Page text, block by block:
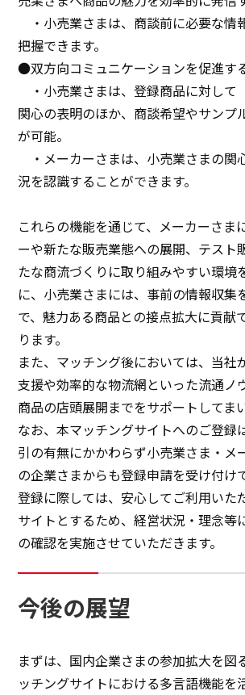
・小売業さまは、商談前に必要な情
把握できます。
●双方向コミュニケーションを促進す
・小売業さまは、登録商品に対して
関心の表明のほか、商談希望やサンプ
が可能。
・メーカーさまは、小売業さまの関
況を認識することができます。
これらの機能を通じて、メーカーさま
ーや新たな販売業態への展開、テスト
たな商流づくりに取り組みやすい環境
に、小売業さまには、事前の情報収集
で、魅力ある商品との接点拡大に貢献
ります。
また、マッチング後においては、当社
支援や効率的な物流網といった流通ノ
商品の店頭展開までをサポートしてま
なお、本マッチングサイトへのご登録
引の有無にかかわらず小売業さま・メ
の企業さまからも登録申請を受け付け
登録に際しては、安心してご利用いた
サイトとするため、経営状況・理念等
の確認を実施させていただきます。
今後の展望
まずは、国内企業さまの参加拡大を図
ッチングサイトにおける多言語機能を